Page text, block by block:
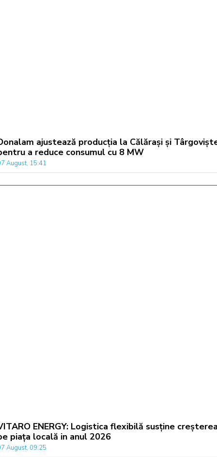
ajustează producția la Călărași și
a reduce consumul cu 8 MW
August, 15:41
ENERGY: Logistica flexibilă susține
piața locală in anul 2026
August, 09:25